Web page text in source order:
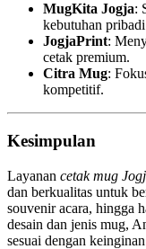
MugKita Jogja:
kebutuhan
JogjaPrint:
cetak premium.
Citra Mug:
kompetitif.
Kesimpulan
Layanan cetak mug
dan berkualitas untuk
souvenir acara, hingga
desain dan jenis mug,
sesuai dengan